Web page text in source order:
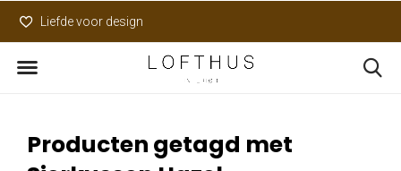
Liefde voor design
Producten getagd met